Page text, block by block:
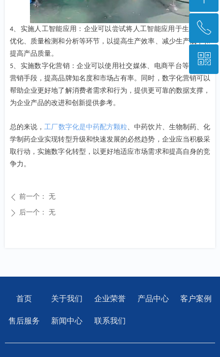
4 、实施人工智能应用：企业可以尝试将人工智能应用于生产流程
优化、质量检测和分析等环节，以提高生产效率、减少生产成本和
提高产品质量。
5 、实施数字化营销：企业可以使用社交媒体、电商平台等数字化
营销手段，提高品牌知名度和市场占有率。同时，数字化营销可以
帮助企业更好地了解消费者需求和行为，提供更可靠的数据支撑，
为企业产品的改进和创新提供参考。
总的来说， 工厂数字化是中药配方颗粒 、中药饮片、生物制药、化
学制药企业实现转型升级和快速发展的必然趋势，企业应当积极采
取行动，实施数字化转型，以更好地适应市场需求和提高自身的竞
争力。
ꄴ 前一个： 无
ꄲ 后一个： 无
首页 关于我们 产品中心 客户案例
售后服务 新闻中心 联系我们
企业荣誉
回到顶部
ꂅ
028-85223948
ꀥ
微信二维码